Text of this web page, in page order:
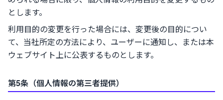
とします。
利用目的の変更を行った場合には、変更後の目的につい
て、当社所定の方法により、ユーザーに通知し、または本
ウェブサイト上に公表するものとします。
第5条（個人情報の第三者提供）